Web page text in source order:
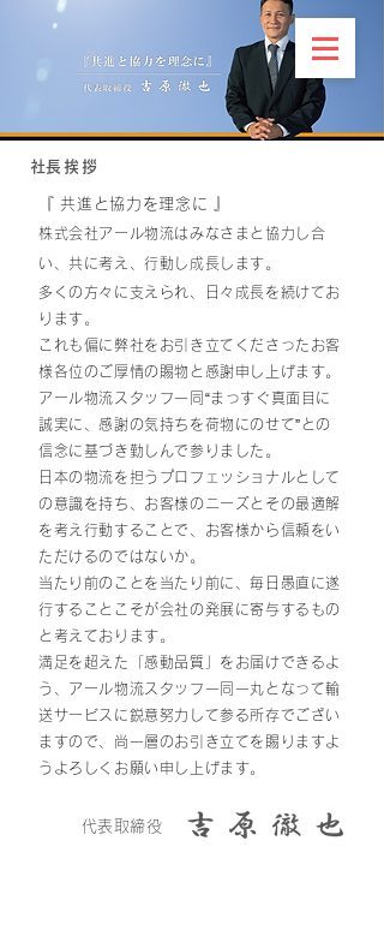
​社長挨拶
『 共進と協力を理念に 』
株式会社アール物流はみなさまと協力し合
い、共に考え、行動し成長します。
多くの方々に支えられ、日々成長を続けてお
ります。
これも偏に弊社をお引き立てくださったお客
様各位のご厚情の賜物と感謝申し上げます。
アール物流スタッフ一同“まっすぐ真面目に
誠実に、感謝の気持ちを荷物にのせて”との
信念に基づき勤しんで参りました。
日本の物流を担うプロフェッショナルとして
の意識を持ち、お客様のニーズとその最適解
を考え行動することで、お客様から信頼をい
ただけるのではないか。
当たり前のことを当たり前に、毎日愚直に遂
行することこそが会社の発展に寄与するもの
と考えております。
満足を超えた「感動品質」をお届けできるよ
う、アール物流スタッフ一同一丸となって輸
送サービスに鋭意努力して参る所存でござい
ますので、尚一層のお引き立てを賜りますよ
うよろしくお願い申し上げます。
​代表取締役